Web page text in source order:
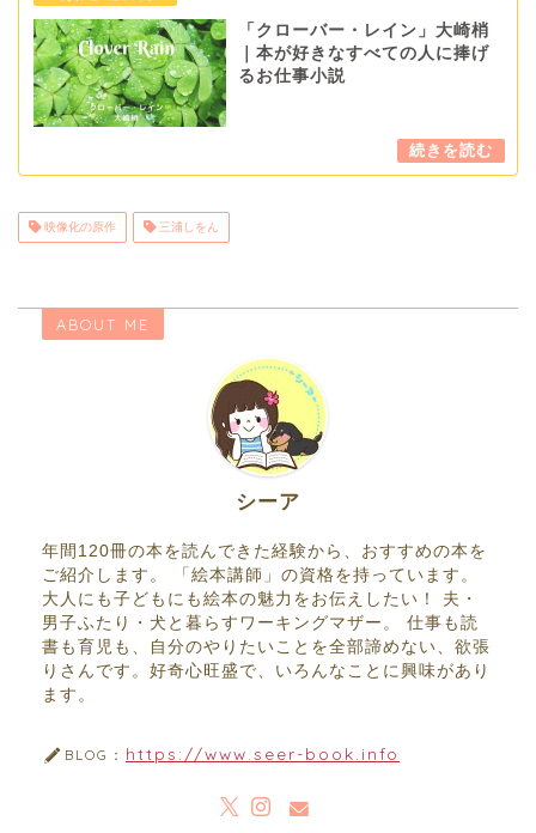
「クローバー・レイン」大崎梢
｜本が好きなすべての人に捧げ
るお仕事小説
映像化の原作 三浦しをん
ABOUT ME
シーア
年間120冊の本を読んできた経験から、おすすめの本を
ご紹介します。 「絵本講師」の資格を持っています。
大人にも子どもにも絵本の魅力をお伝えしたい！ 夫・
男子ふたり・犬と暮らすワーキングマザー。 仕事も読
書も育児も、自分のやりたいことを全部諦めない、欲張
りさんです。好奇心旺盛で、いろんなことに興味があり
ます。
BLOG： https://www.seer-book.info